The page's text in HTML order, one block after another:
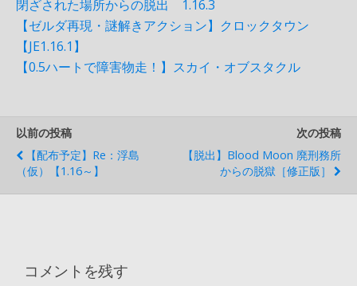
閉ざされた場所からの脱出 1.16.3
【ゼルダ再現・謎解きアクション】クロックタウン
【JE1.16.1】
【0.5ハートで障害物走！】スカイ・オブスタクル
以前の投稿
【配布予定】Re：浮島
（仮）【1.16～】
次の投稿
【脱出】Blood Moon 廃刑務所
からの脱獄［修正版］
コメントを残す